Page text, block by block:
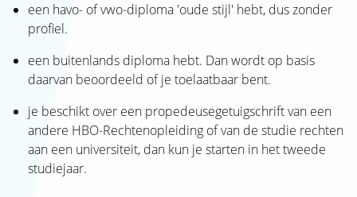
Over ons
Aanmelden
Contact
SJAK
een havo- of vwo-diploma 'oude stijl' hebt, dus zonder
profiel.
een buitenlands diploma hebt. Dan wordt op basis
daarvan beoordeeld of je toelaatbaar bent.
je beschikt over een propedeusegetuigschrift van een
andere HBO-Rechtenopleiding of van de studie rechten
aan een universiteit, dan kun je starten in het tweede
studiejaar.